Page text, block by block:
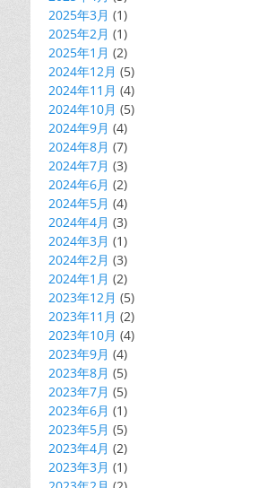
2025年3月 (1)
2025年2月 (1)
2025年1月 (2)
2024年12月 (5)
2024年11月 (4)
2024年10月 (5)
2024年9月 (4)
2024年8月 (7)
2024年7月 (3)
2024年6月 (2)
2024年5月 (4)
2024年4月 (3)
2024年3月 (1)
2024年2月 (3)
2024年1月 (2)
2023年12月 (5)
2023年11月 (2)
2023年10月 (4)
2023年9月 (4)
2023年8月 (5)
2023年7月 (5)
2023年6月 (1)
2023年5月 (5)
2023年4月 (2)
2023年3月 (1)